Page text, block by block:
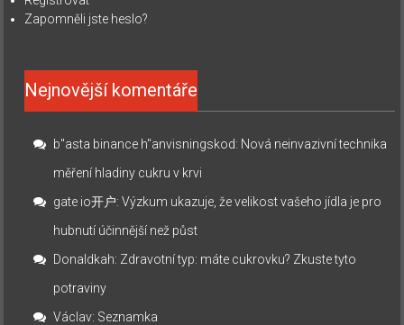
Zapomněli jste heslo?
Nejnovější komentáře
b"asta binance h"anvisningskod: Nová neinvazivní technika
měření hladiny cukru v krvi
gate io开户:Výzkum ukazuje, že velikost vašeho jídla je pro
hubnutí účinnější než půst
Donaldkah: Zdravotní typ: máte cukrovku? Zkuste tyto
potraviny
Václav: Seznamka